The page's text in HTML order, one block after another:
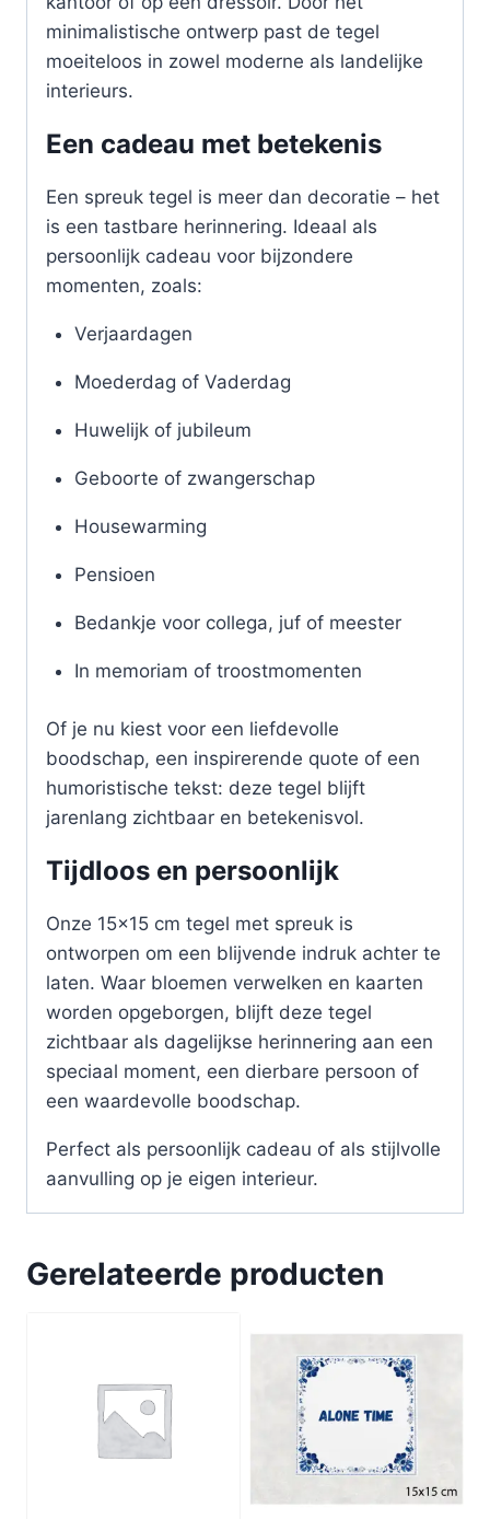
minimalistische ontwerp past de tegel
moeiteloos in zowel moderne als landelijke
interieurs.
Een cadeau met betekenis
Een spreuk tegel is meer dan decoratie – het
is een tastbare herinnering. Ideaal als
persoonlijk cadeau voor bijzondere
momenten, zoals:
Verjaardagen
Moederdag of Vaderdag
Huwelijk of jubileum
Geboorte of zwangerschap
Housewarming
Pensioen
Bedankje voor collega, juf of meester
In memoriam of troostmomenten
Of je nu kiest voor een liefdevolle
boodschap, een inspirerende quote of een
humoristische tekst: deze tegel blijft
jarenlang zichtbaar en betekenisvol.
Tijdloos en persoonlijk
Onze 15×15 cm tegel met spreuk is
ontworpen om een blijvende indruk achter te
laten. Waar bloemen verwelken en kaarten
worden opgeborgen, blijft deze tegel
zichtbaar als dagelijkse herinnering aan een
speciaal moment, een dierbare persoon of
een waardevolle boodschap.
Perfect als persoonlijk cadeau of als stijlvolle
aanvulling op je eigen interieur.
Gerelateerde producten